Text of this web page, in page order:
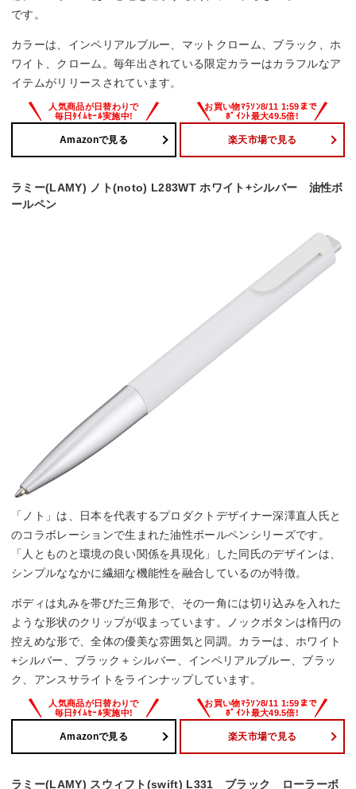
です。
カラーは、インペリアルブルー、マットクローム、ブラック、ホ
ワイト、クローム。毎年出されている限定カラーはカラフルなア
イテムがリリースされています。
Amazonで見る 楽天市場で見る
ラミー(LAMY) ノト(noto) L283WT ホワイト+シルバー 油性ボ
ールペン
「ノト」は、日本を代表するプロダクトデザイナー深澤直人氏と
のコラボレーションで生まれた油性ボールペンシリーズです。
「人とものと環境の良い関係を具現化」した同氏のデザインは、
シンプルななかに繊細な機能性を融合しているのが特徴。
ボディは丸みを帯びた三角形で、その一角には切り込みを入れた
ような形状のクリップが収まっています。ノックボタンは楕円の
控えめな形で、全体の優美な雰囲気と同調。カラーは、ホワイト
+シルバー、ブラック＋シルバー、インペリアルブルー、ブラッ
ク、アンスサライトをラインナップしています。
Amazonで見る 楽天市場で見る
ラミー(LAMY) スウィフト(swift) L331 ブラック ローラーボ